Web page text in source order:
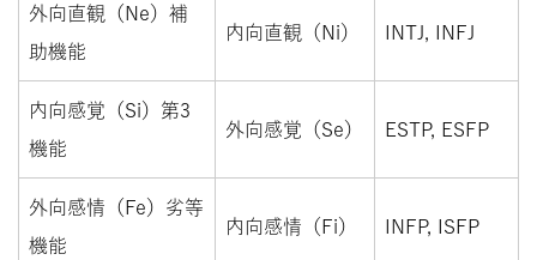
外向直観（Ne）補
助機能
内向直観（Ni） INTJ, INFJ
内向感覚（Si）第3
機能
外向感覚（Se） ESTP, ESFP
外向感情（Fe）劣等
機能
内向感情（Fi） INFP, ISFP